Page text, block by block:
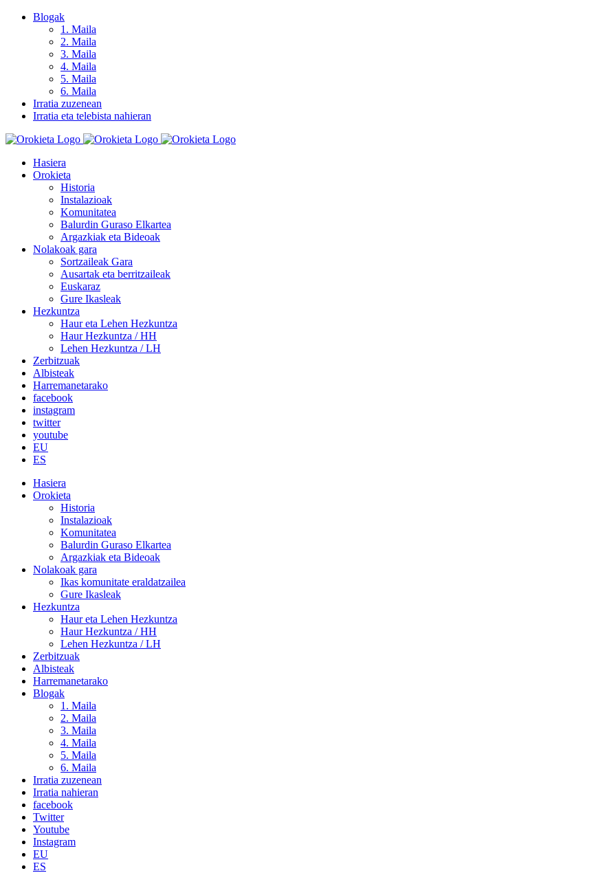
Skip
Blogak
1. Maila
2. Maila
3. Maila
4. Maila
5. Maila
6. Maila
Irratia zuzenean
Irratia eta telebista nahieran
Hasiera
Orokieta
Historia
Instalazioak
Komunitatea
Balurdin Guraso Elkartea
Argazkiak eta Bideoak
Nolakoak gara
Sortzaileak Gara
Ausartak eta berritzaileak
Euskaraz
Gure Ikasleak
Hezkuntza
Haur eta Lehen Hezkuntza
Haur Hezkuntza / HH
Lehen Hezkuntza / LH
Zerbitzuak
Albisteak
Harremanetarako
facebook
instagram
twitter
youtube
EU
ES
Hasiera
Orokieta
Historia
Instalazioak
Komunitatea
Balurdin Guraso Elkartea
Argazkiak eta Bideoak
Nolakoak gara
Ikas komunitate eraldatzailea
Gure Ikasleak
Hezkuntza
Haur eta Lehen Hezkuntza
Haur Hezkuntza / HH
Lehen Hezkuntza / LH
Zerbitzuak
Albisteak
Harremanetarako
Blogak
1. Maila
2. Maila
3. Maila
4. Maila
5. Maila
6. Maila
Irratia zuzenean
Irratia nahieran
facebook
Twitter
Youtube
Instagram
EU
ES